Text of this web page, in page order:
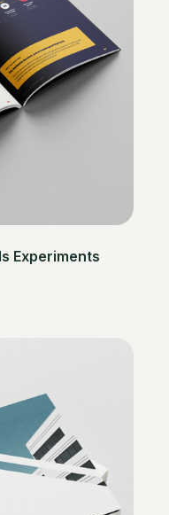
Experiments